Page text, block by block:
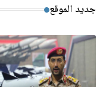
جديد الموقع